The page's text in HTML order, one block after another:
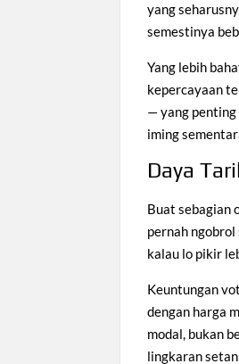
yang
semestinya
Yang lebih
kepercayaan
— yang penting
iming
Daya
Buat sebagian
pernah ngobrol
kalau lo pikir
Keuntungan
dengan harga
modal, bukan
lingkaran